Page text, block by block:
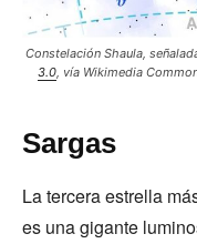
Constelación Shaula,
3.0, vía Wikimedia
Sargas
La tercera estrella
es una gigante